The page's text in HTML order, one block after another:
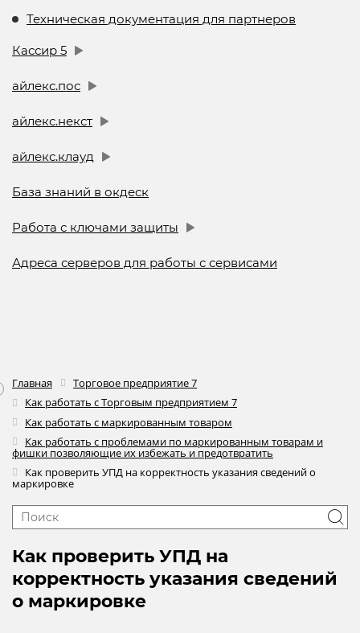
Техническая документация для партнеров
Кассир 5
айлекс.пос
айлекс.некст
айлекс.клауд
База знаний в окдеск
Работа с ключами защиты
Адреса серверов для работы с сервисами
Главная
Торговое предприятие 7
Как работать с Торговым предприятием 7
Как работать с маркированным товаром
Как работать с проблемами по маркированным товарам и
фишки позволяющие их избежать и предотвратить
Как проверить УПД на корректность указания сведений о
маркировке
Как проверить УПД на
корректность указания сведений
о маркировке